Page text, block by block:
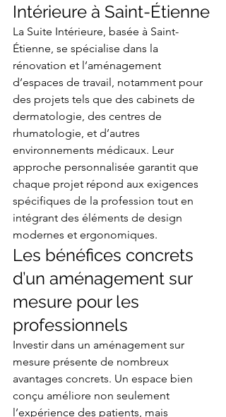
Intérieure à Saint-Étienne
La Suite Intérieure, basée à Saint-
Étienne, se spécialise dans la
rénovation et l’aménagement
d’espaces de travail, notamment pour
des projets tels que des cabinets de
dermatologie, des centres de
rhumatologie, et d’autres
environnements médicaux. Leur
approche personnalisée garantit que
chaque projet répond aux exigences
spécifiques de la profession tout en
intégrant des éléments de design
modernes et ergonomiques.
Les bénéfices concrets
d’un aménagement sur
mesure pour les
professionnels
Investir dans un aménagement sur
mesure présente de nombreux
avantages concrets. Un espace bien
conçu améliore non seulement
l’expérience des patients, mais